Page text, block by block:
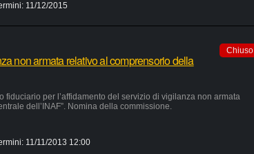
11/12/2015
Chiuso
non armata relativo al comprensorio della
fiduciario per l’affidamento del servizio di vigilanza non armata
dell’INAF”. Nomina della commissione.
11/11/2013 12:00